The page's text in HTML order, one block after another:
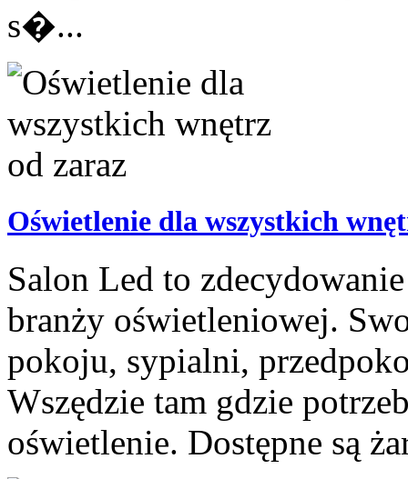
s�...
Oświetlenie dla wszystkich
Salon Led to
branży oświetleniowej.
pokoju, sypialni,
Wszędzie tam gdzie
oświetlenie. Dostępne są